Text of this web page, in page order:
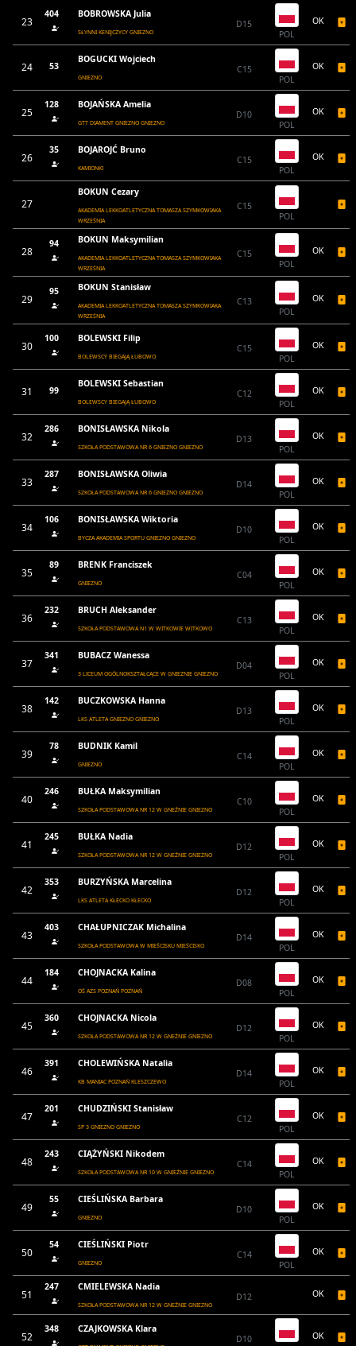
23
404 BOBROWSKA Julia
SŁYNNI KENIJCZYCY GNIEZNO
D15
POL
OK
24 53
BOGUCKI Wojciech
GNIEZNO
C15
POL
OK
25
128 BOJAŃSKA Amelia
GTT DIAMENT GNIEZNO GNIEZNO
D10
POL
OK
26
35 BOJAROJĆ Bruno
KAMIONKI
C15
POL
OK
27
BOKUN Cezary
AKADEMIA LEKKOATLETYCZNA TOMASZA SZYMKOWIAKA
WRZEŚNIA
C15
POL
28
94 BOKUN Maksymilian
AKADEMIA LEKKOATLETYCZNA TOMASZA SZYMKOWIAKA
WRZEŚNIA
C15
POL
OK
29
95 BOKUN Stanisław
AKADEMIA LEKKOATLETYCZNA TOMASZA SZYMKOWIAKA
WRZEŚNIA
C13
POL
OK
30
100 BOLEWSKI Filip
BOLEWSCY BIEGAJĄ ŁUBOWO
C15
POL
OK
31 99
BOLEWSKI Sebastian
BOLEWSCY BIEGAJĄ ŁUBOWO
C12
POL
OK
32
286 BONISŁAWSKA Nikola
SZKOŁA PODSTAWOWA NR 6 GNIEZNO GNIEZNO
D13
POL
OK
33
287 BONISŁAWSKA Oliwia
SZKOŁA PODSTAWOWA NR 6 GNIEZNO GNIEZNO
D14
POL
OK
34
106 BONISŁAWSKA Wiktoria
BYCZA AKADEMIA SPORTU GNIEZNO GNIEZNO
D10
POL
OK
35
89 BRENK Franciszek
GNIEZNO
C04
POL
OK
36
232 BRUCH Aleksander
SZKOŁA PODSTAWOWA N1 W WITKOWIE WITKOWO
C13
POL
OK
37
341 BUBACZ Wanessa
3 LICEUM OGÓLNOKSZTAŁCĄCE W GNIEZNIE GNIEZNO
D04
POL
OK
38
142 BUCZKOWSKA Hanna
LKS ATLETA GNIEZNO GNIEZNO
D13
POL
OK
39
78 BUDNIK Kamil
GNIEZNO
C14
POL
OK
40
246 BUŁKA Maksymilian
SZKOŁA PODSTAWOWA NR 12 W GNEŹNIE GNIEZNO
C10
POL
OK
41
245 BUŁKA Nadia
SZKOŁA PODSTAWOWA NR 12 W GNEŹNIE GNIEZNO
D12
POL
OK
42
353 BURZYŃSKA Marcelina
LKS ATLETA KŁECKO KŁECKO
D12
POL
OK
43
403 CHAŁUPNICZAK Michalina
SZKOŁA PODSTAWOWA W MIEŚCISKU MIEŚCISKO
D14
POL
OK
44
184 CHOJNACKA Kalina
OŚ AZS POZNAŃ POZNAŃ
D08
POL
OK
45
360 CHOJNACKA Nicola
SZKOŁA PODSTAWOWA NR 12 W GNEŹNIE GNIEZNO
D12
POL
OK
46
391 CHOLEWIŃSKA Natalia
KB MANIAC POZNAŃ KLESZCZEWO
D14
POL
OK
47
201 CHUDZIŃSKI Stanisław
SP 3 GNIEZNO GNIEZNO
C12
POL
OK
48
243 CIĄŻYŃSKI Nikodem
SZKOŁA PODSTAWOWA NR 10 W GNIEŹNIE GNIEZNO
C14
POL
OK
49
55 CIEŚLIŃSKA Barbara
GNIEZNO
D10
POL
OK
50
54 CIEŚLIŃSKI Piotr
GNIEZNO
C14
POL
OK
51
247 CMIELEWSKA Nadia
SZKOŁA PODSTAWOWA NR 12 W GNEŹNIE GNIEZNO
D12 OK
52
348 CZAJKOWSKA Klara
D10
OK